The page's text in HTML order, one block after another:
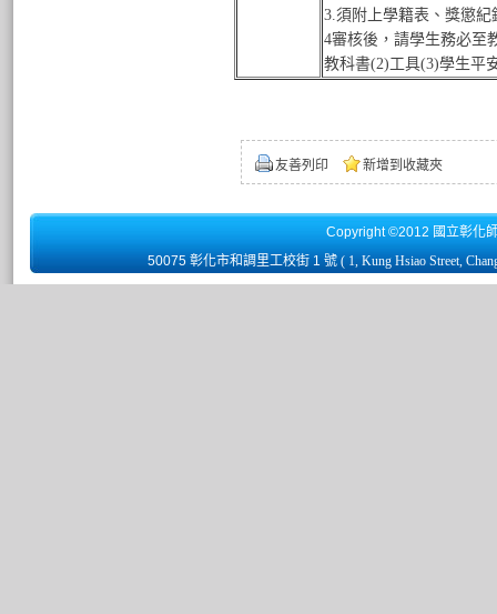
3.須附上學籍表、獎懲紀
4審核後，請學生務必至
教科書(2)工具(3)學生平
友善列印 新增到收藏夾
Copyright ©2012 國立彰化
50075 彰化市和調里工校街 1 號 ( 1, Kung Hsiao Street,